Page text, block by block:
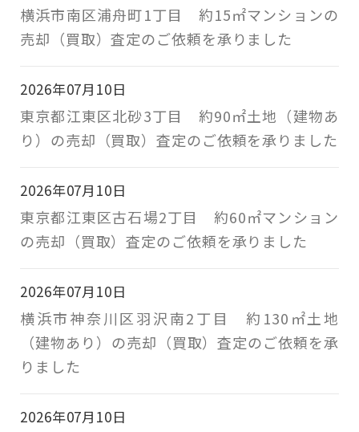
横浜市南区浦舟町1丁目 約15㎡マンションの
売却（買取）査定のご依頼を承りました
2026年07月10日
東京都江東区北砂3丁目 約90㎡土地（建物あ
り）の売却（買取）査定のご依頼を承りました
2026年07月10日
東京都江東区古石場2丁目 約60㎡マンション
の売却（買取）査定のご依頼を承りました
2026年07月10日
横浜市神奈川区羽沢南2丁目 約130㎡土地
（建物あり）の売却（買取）査定のご依頼を承
りました
2026年07月10日